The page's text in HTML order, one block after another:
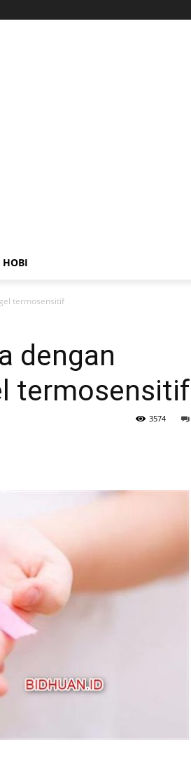
HOBI
termosensitif
dengan
termosensitif
3574